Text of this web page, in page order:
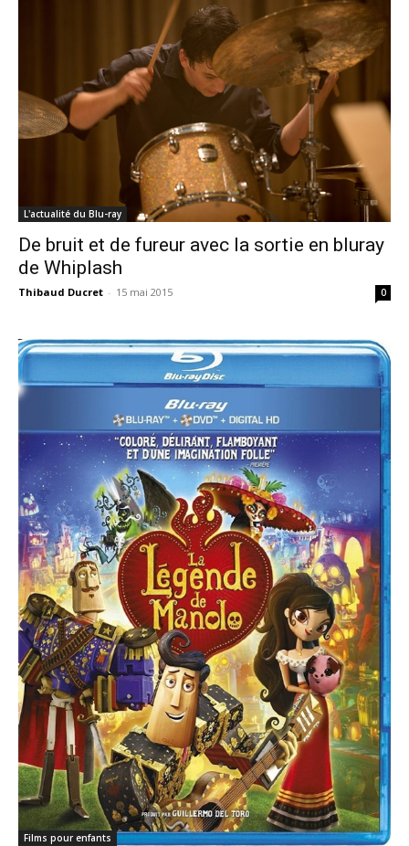
L'actualité du Blu-ray
De bruit et de fureur avec la sortie en bluray
de Whiplash
Thibaud Ducret - 15 mai 2015 0
Films pour enfants